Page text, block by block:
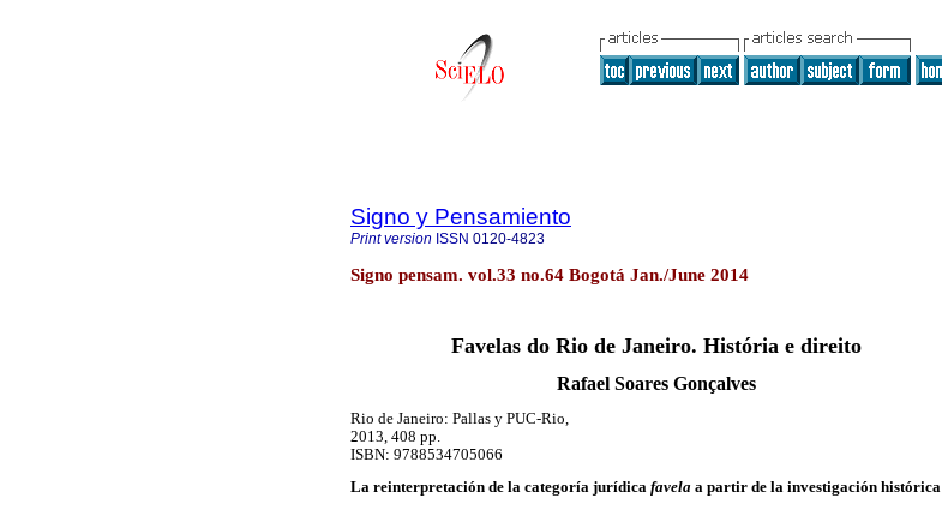
Signo y Pensamiento
Print version ISSN 0120-4823
Signo pensam. vol.33 no.64 Bogotá Jan./June 2014
Favelas do Rio de Janeiro. História e direito
Rafael Soares Gonçalves
Rio de Janeiro: Pallas y PUC-Rio,
2013, 408 pp.
ISBN: 9788534705066
La reinterpretación de la categoría jurídica favela a partir de la investigación histórica